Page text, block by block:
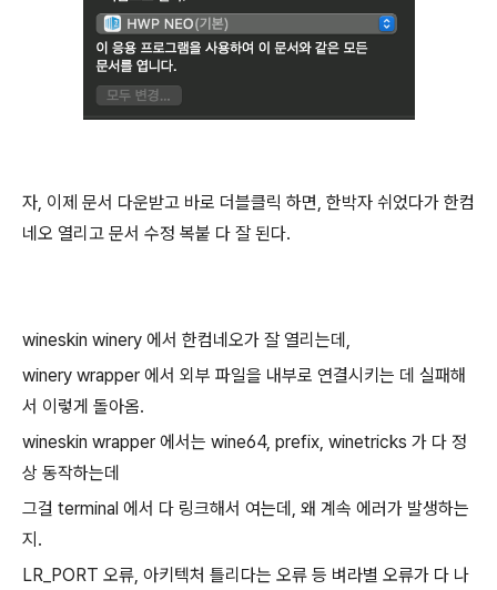
자, 이제 문서 다운받고 바로 더블클릭 하면, 한박자 쉬었다가 한컴
네오 열리고 문서 수정 복붙 다 잘 된다.
wineskin winery 에서 한컴네오가 잘 열리는데,
winery wrapper 에서 외부 파일을 내부로 연결시키는 데 실패해
서 이렇게 돌아옴.
wineskin wrapper 에서는 wine64, prefix, winetricks 가 다 정
상 동작하는데
그걸 terminal 에서 다 링크해서 여는데, 왜 계속 에러가 발생하는
지.
LR_PORT 오류, 아키텍처 틀리다는 오류 등 벼라별 오류가 다 나